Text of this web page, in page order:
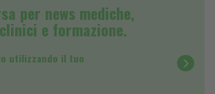
per news mediche,
e formazione.
utilizzando il tuo